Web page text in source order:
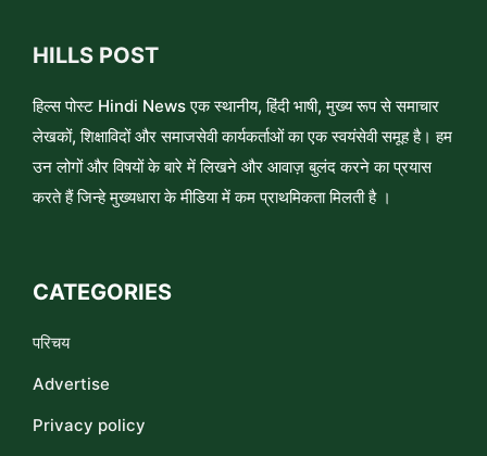
HILLS POST
हिल्स पोस्ट Hindi News एक स्थानीय, हिंदी भाषी, मुख्य रूप से समाचार
लेखकों, शिक्षाविदों और समाजसेवी कार्यकर्ताओं का एक स्वयंसेवी समूह है। हम
उन लोगों और विषयों के बारे में लिखने और आवाज़ बुलंद करने का प्रयास
करते हैं जिन्हे मुख्यधारा के मीडिया में कम प्राथमिकता मिलती है ।
CATEGORIES
परिचय
Advertise
Privacy policy